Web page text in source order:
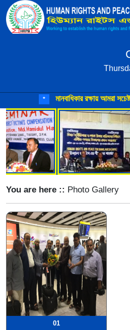
মানবাধিকার রক্ষায় আমরা সচেষ্ট
You are here :: Photo Gallery
01